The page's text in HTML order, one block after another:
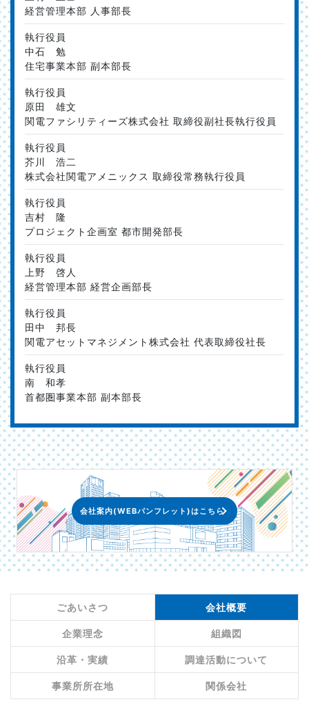
経営管理本部 人事部長
執行役員
中石 勉
住宅事業本部 副本部長
執行役員
原田 雄文
関電ファシリティーズ株式会社 取締役副社長執行役員
執行役員
芥川 浩二
株式会社関電アメニックス 取締役常務執行役員
執行役員
吉村 隆
プロジェクト企画室 都市開発部長
執行役員
上野 啓人
経営管理本部 経営企画部長
執行役員
田中 邦長
関電アセットマネジメント株式会社 代表取締役社長
執行役員
南 和孝
首都圏事業本部 副本部長
会社案内(WEBパンフレット)はこちら
ごあいさつ 会社概要
企業理念 組織図
沿革・実績 調達活動について
事業所所在地 関係会社